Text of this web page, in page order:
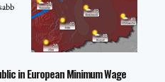
in European Minimum Wage